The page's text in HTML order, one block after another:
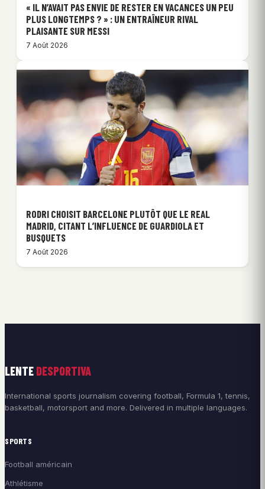
« IL N’AVAIT PAS ENVIE DE RESTER EN VACANCES UN PEU
PLUS LONGTEMPS ? » : UN ENTRAÎNEUR RIVAL
PLAISANTE SUR MESSI
7 Août 2026
RODRI CHOISIT BARCELONE PLUTÔT QUE LE REAL
MADRID, CITANT L’INFLUENCE DE GUARDIOLA ET
BUSQUETS
7 Août 2026
LENTE DESPORTIVA
International sports journalism covering football, Formula 1, tennis,
basketball, motorsport and more. Delivered in multiple languages.
SPORTS
Football américain
Athlétisme